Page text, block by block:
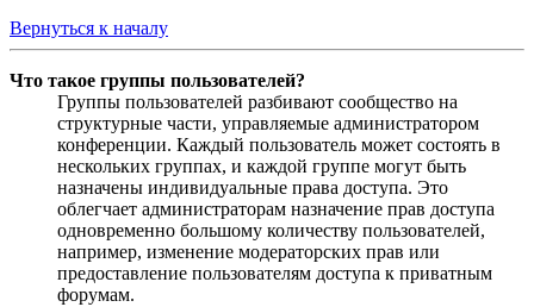
Вернуться к началу
Что такое группы пользователей?
Группы пользователей разбивают сообщество на
структурные части, управляемые администратором
конференции. Каждый пользователь может состоять в
нескольких группах, и каждой группе могут быть
назначены индивидуальные права доступа. Это
облегчает администраторам назначение прав доступа
одновременно большому количеству пользователей,
например, изменение модераторских прав или
предоставление пользователям доступа к приватным
форумам.